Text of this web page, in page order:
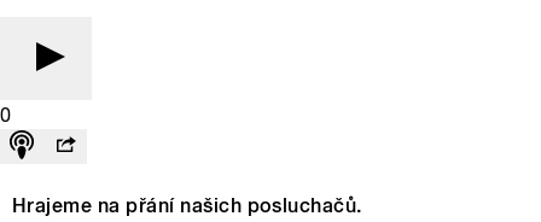
0
Hrajeme na přání našich posluchačů.